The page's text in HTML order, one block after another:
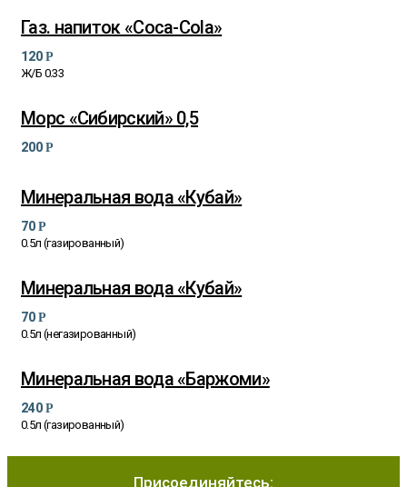
Газ. напиток «Coca-Cola»
120 Р
Ж/Б 0.33
Морс «Сибирский» 0,5
200 Р
Минеральная вода «Кубай»
70 Р
0.5л (газированный)
Минеральная вода «Кубай»
70 Р
0.5л (негазированный)
Минеральная вода «Баржоми»
240 Р
0.5л (газированный)
Присоединяйтесь: